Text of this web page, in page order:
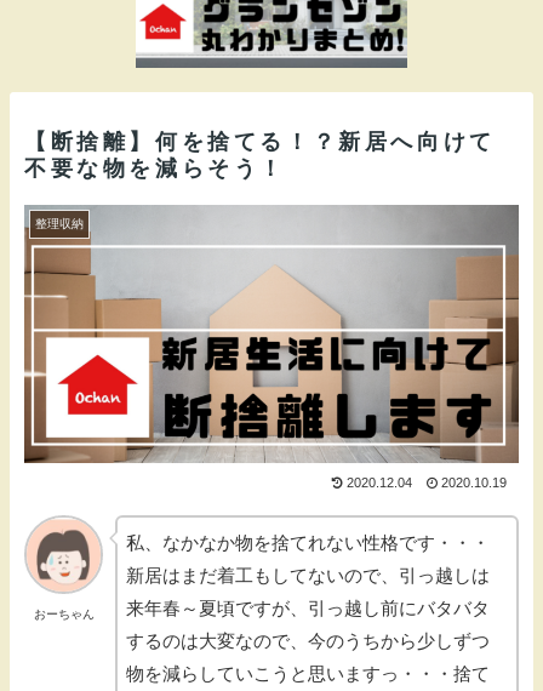
【断捨離】何を捨てる！？新居へ向けて
不要な物を減らそう！
整理収納
2020.12.04 2020.10.19
おーちゃん
私、なかなか物を捨てれない性格です・・・
新居はまだ着工もしてないので、引っ越しは
来年春～夏頃ですが、引っ越し前にバタバタ
するのは大変なので、今のうちから少しずつ
物を減らしていこうと思いますっ・・・捨て